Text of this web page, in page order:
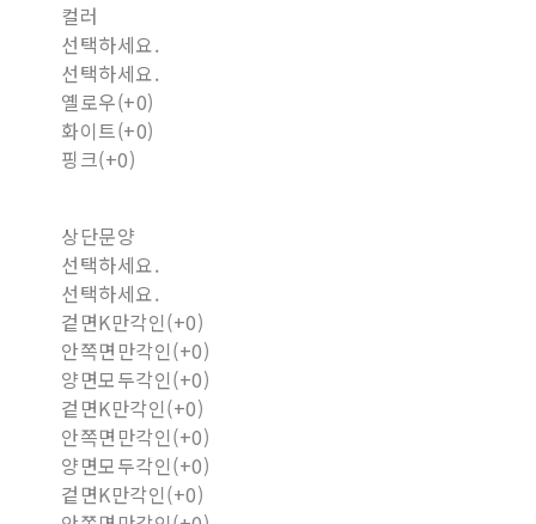
컬러
선택하세요.
선택하세요.
옐로우(+0)
화이트(+0)
핑크(+0)
상단문양
선택하세요.
선택하세요.
겉면K만각인(+0)
안쪽면만각인(+0)
양면모두각인(+0)
겉면K만각인(+0)
안쪽면만각인(+0)
양면모두각인(+0)
겉면K만각인(+0)